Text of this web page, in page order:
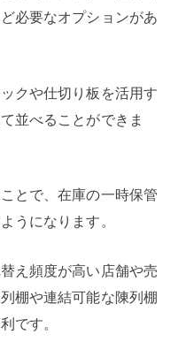
必要なオプションがあ
クや仕切り板を活用す
並べることができま
とで、在庫の一時保管
うになります。
え頻度が高い店舗や売
棚や連結可能な陳列棚
です。